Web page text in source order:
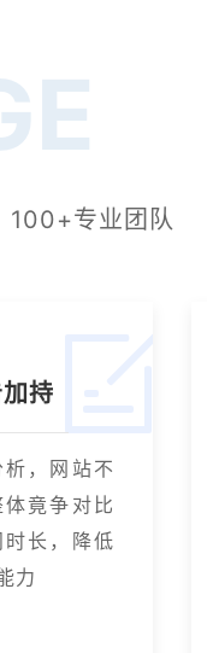
100+专业团队
持
，网站不
竟争对比
长，降低
力